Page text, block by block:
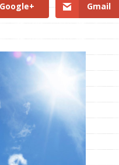
Google+ Gmail